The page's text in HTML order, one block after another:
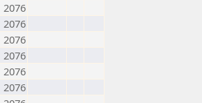
2076
2076
2076
2076
2076
2076